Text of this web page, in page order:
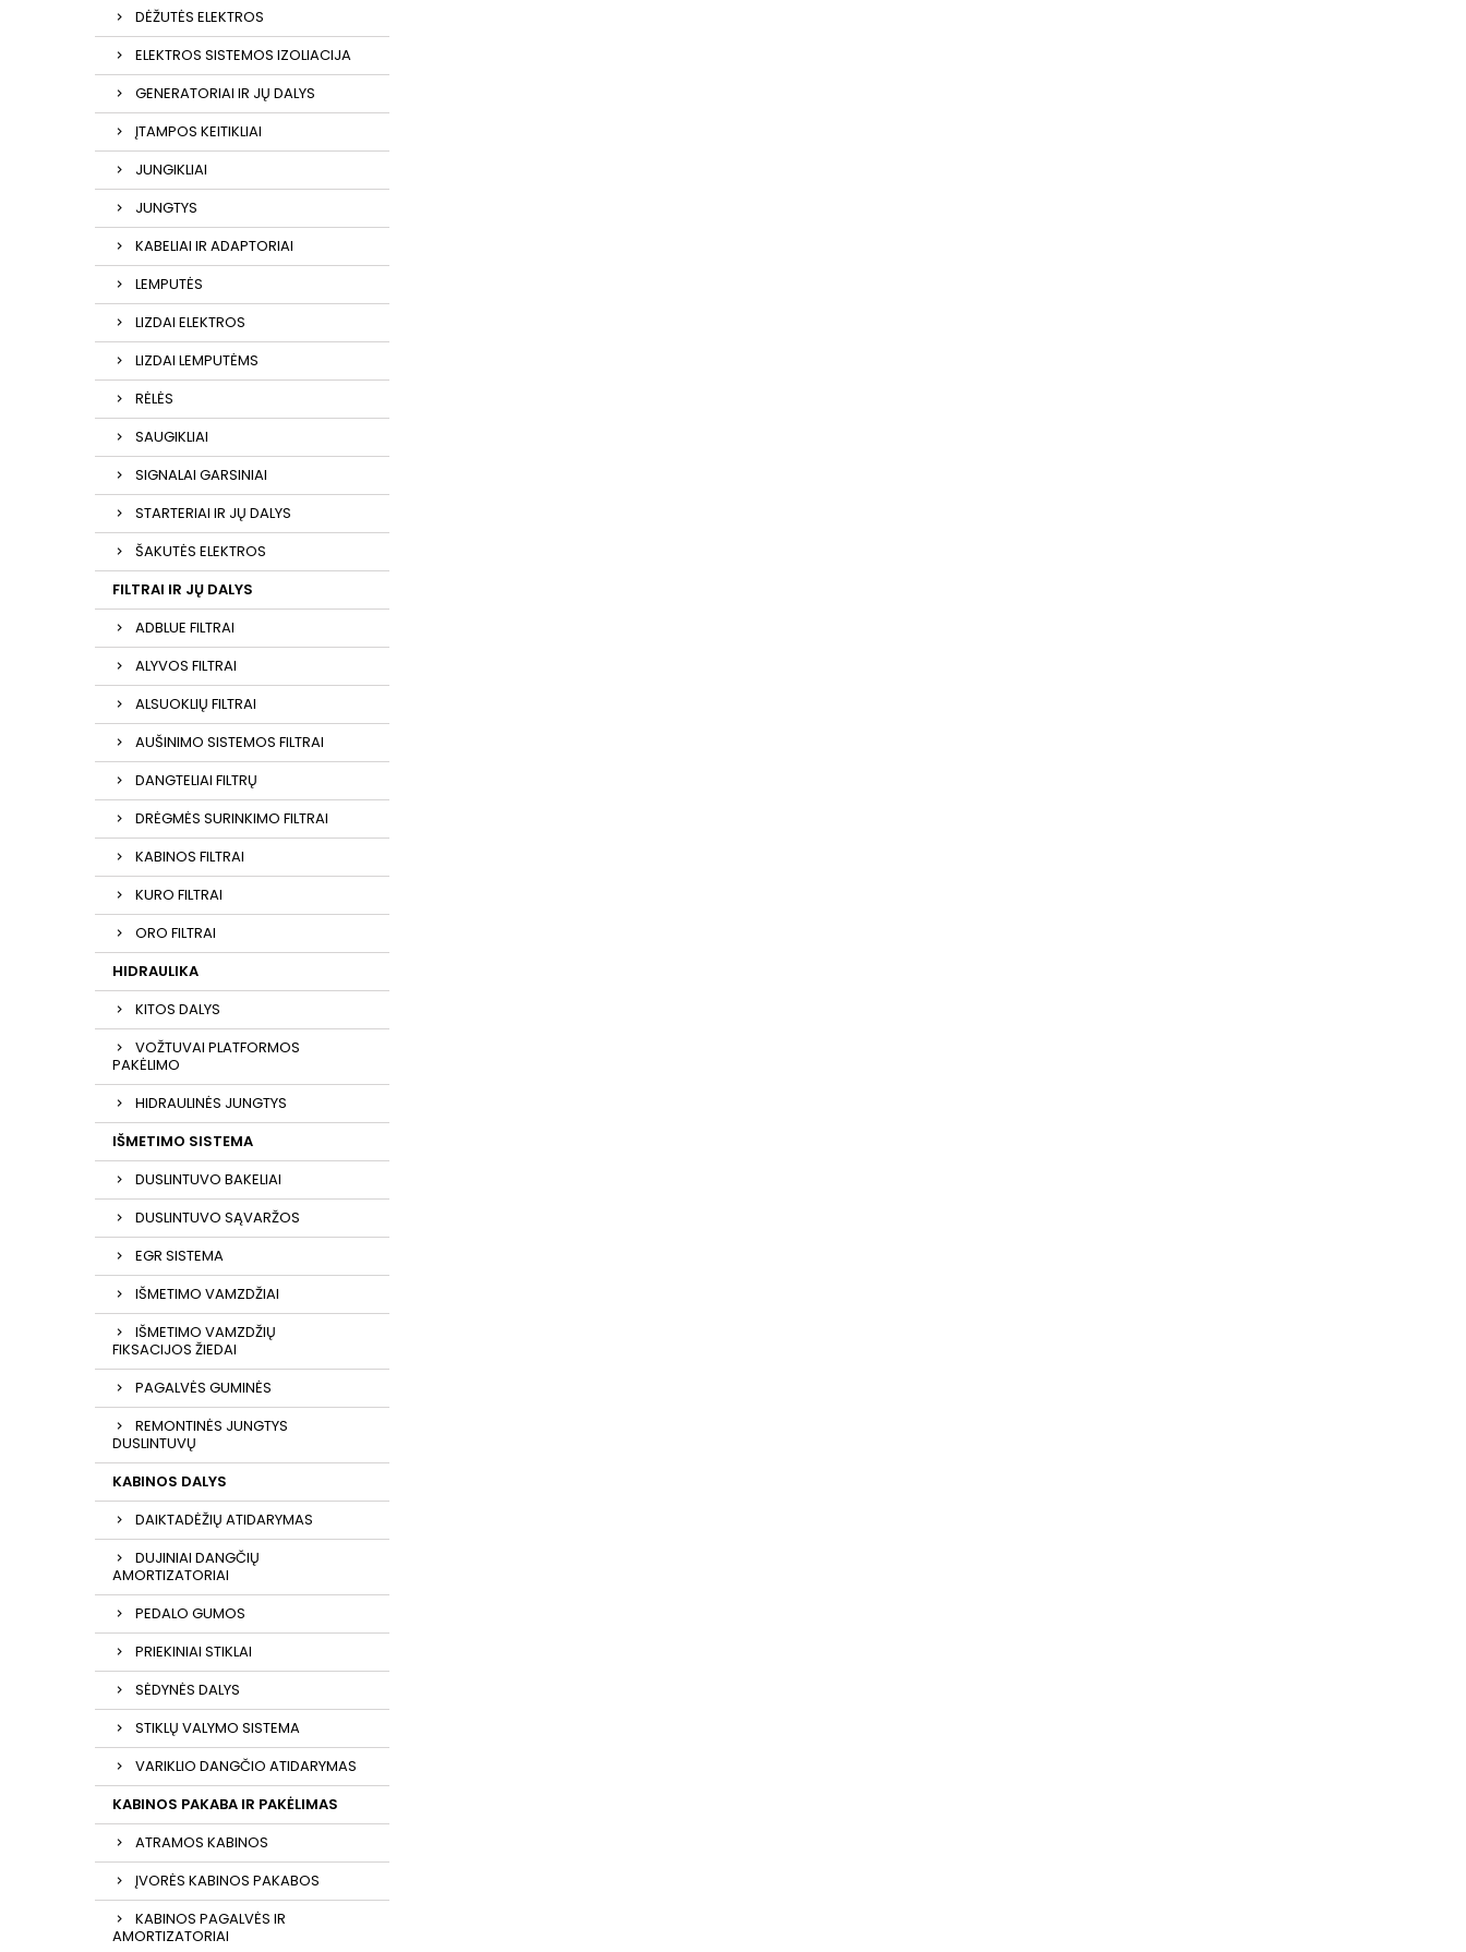
DĖŽUTĖS ELEKTROS
ELEKTROS SISTEMOS IZOLIACIJA
GENERATORIAI IR JŲ DALYS
ĮTAMPOS KEITIKLIAI
JUNGIKLIAI
JUNGTYS
KABELIAI IR ADAPTORIAI
LEMPUTĖS
LIZDAI ELEKTROS
LIZDAI LEMPUTĖMS
RĖLĖS
SAUGIKLIAI
SIGNALAI GARSINIAI
STARTERIAI IR JŲ DALYS
ŠAKUTĖS ELEKTROS
FILTRAI IR JŲ DALYS
ADBLUE FILTRAI
ALYVOS FILTRAI
ALSUOKLIŲ FILTRAI
AUŠINIMO SISTEMOS FILTRAI
DANGTELIAI FILTRŲ
DRĖGMĖS SURINKIMO FILTRAI
KABINOS FILTRAI
KURO FILTRAI
ORO FILTRAI
HIDRAULIKA
KITOS DALYS
VOŽTUVAI PLATFORMOS
PAKĖLIMO
HIDRAULINĖS JUNGTYS
IŠMETIMO SISTEMA
DUSLINTUVO BAKELIAI
DUSLINTUVO SĄVARŽOS
EGR SISTEMA
IŠMETIMO VAMZDŽIAI
IŠMETIMO VAMZDŽIŲ
FIKSACIJOS ŽIEDAI
PAGALVĖS GUMINĖS
REMONTINĖS JUNGTYS
DUSLINTUVŲ
KABINOS DALYS
DAIKTADĖŽIŲ ATIDARYMAS
DUJINIAI DANGČIŲ
AMORTIZATORIAI
PEDALO GUMOS
PRIEKINIAI STIKLAI
SĖDYNĖS DALYS
STIKLŲ VALYMO SISTEMA
VARIKLIO DANGČIO ATIDARYMAS
KABINOS PAKABA IR PAKĖLIMAS
ATRAMOS KABINOS
ĮVORĖS KABINOS PAKABOS
KABINOS PAGALVĖS IR
AMORTIZATORIAI